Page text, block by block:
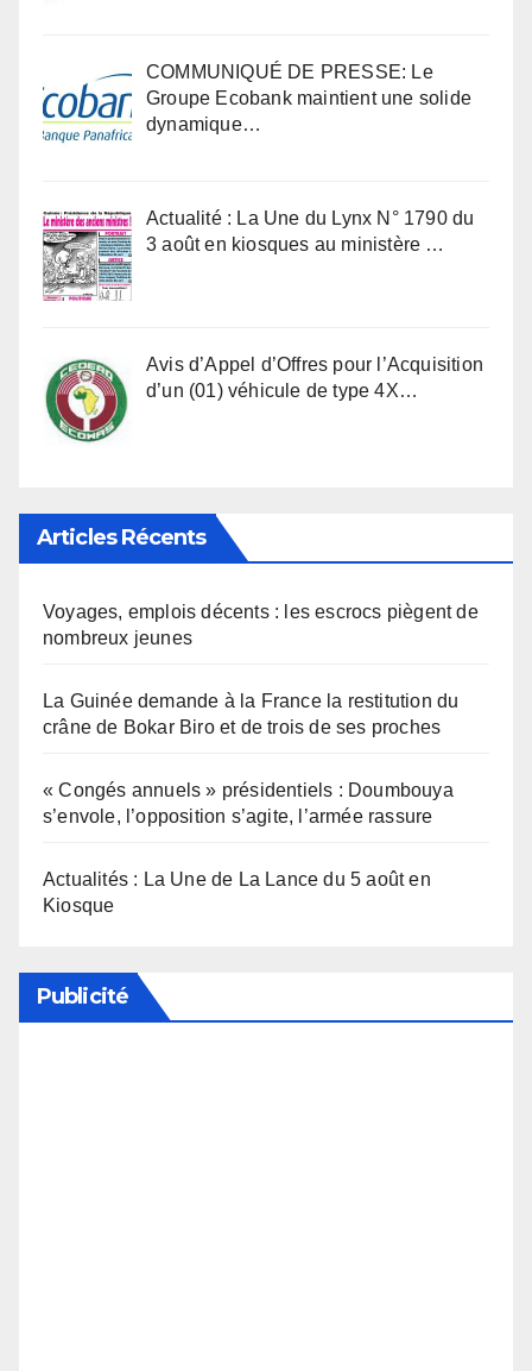
COMMUNIQUÉ DE PRESSE: Le
Groupe Ecobank maintient une solide
dynamique…
Actualité : La Une du Lynx N° 1790 du
3 août en kiosques au ministère …
Avis d’Appel d’Offres pour l’Acquisition
d’un (01) véhicule de type 4X…
Articles Récents
Voyages, emplois décents : les escrocs piègent de
nombreux jeunes
La Guinée demande à la France la restitution du
crâne de Bokar Biro et de trois de ses proches
« Congés annuels » présidentiels : Doumbouya
s’envole, l’opposition s’agite, l’armée rassure
Actualités : La Une de La Lance du 5 août en
Kiosque
Publicité